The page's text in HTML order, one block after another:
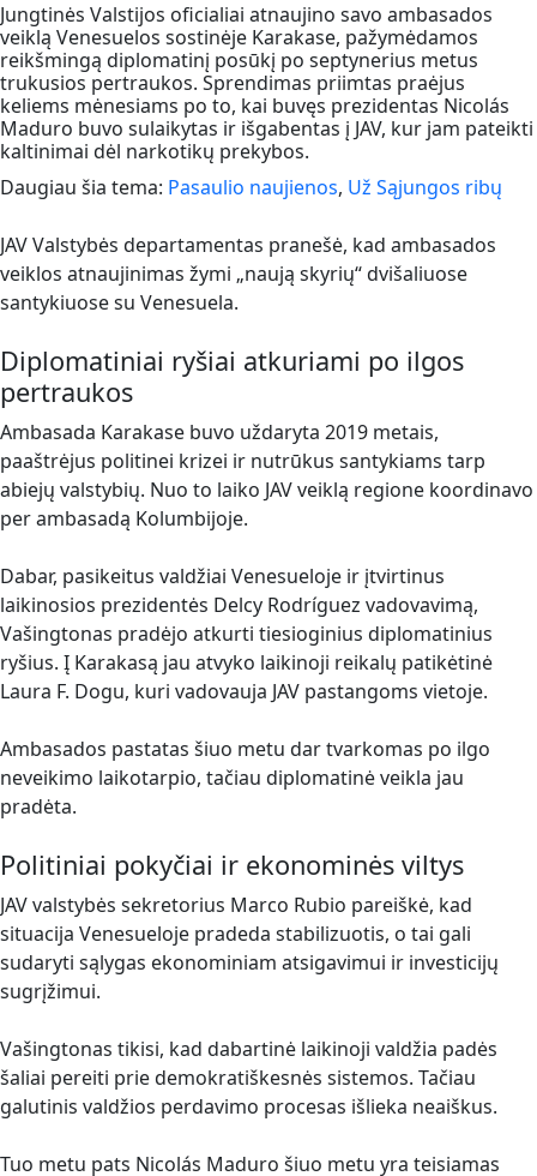
Jungtinės Valstijos oficialiai atnaujino savo ambasados
veiklą Venesuelos sostinėje Karakase, pažymėdamos
reikšmingą diplomatinį posūkį po septynerius metus
trukusios pertraukos. Sprendimas priimtas praėjus
keliems mėnesiams po to, kai buvęs prezidentas Nicolás
Maduro buvo sulaikytas ir išgabentas į JAV, kur jam pateikti
kaltinimai dėl narkotikų prekybos.
Daugiau šia tema: Pasaulio naujienos, Už Sąjungos ribų
JAV Valstybės departamentas pranešė, kad ambasados
veiklos atnaujinimas žymi „naują skyrių“ dvišaliuose
santykiuose su Venesuela.
Diplomatiniai ryšiai atkuriami po ilgos
pertraukos
Ambasada Karakase buvo uždaryta 2019 metais,
paaštrėjus politinei krizei ir nutrūkus santykiams tarp
abiejų valstybių. Nuo to laiko JAV veiklą regione koordinavo
per ambasadą Kolumbijoje.
Dabar, pasikeitus valdžiai Venesueloje ir įtvirtinus
laikinosios prezidentės Delcy Rodríguez vadovavimą,
Vašingtonas pradėjo atkurti tiesioginius diplomatinius
ryšius. Į Karakasą jau atvyko laikinoji reikalų patikėtinė
Laura F. Dogu, kuri vadovauja JAV pastangoms vietoje.
Ambasados pastatas šiuo metu dar tvarkomas po ilgo
neveikimo laikotarpio, tačiau diplomatinė veikla jau
pradėta.
Politiniai pokyčiai ir ekonominės viltys
JAV valstybės sekretorius Marco Rubio pareiškė, kad
situacija Venesueloje pradeda stabilizuotis, o tai gali
sudaryti sąlygas ekonominiam atsigavimui ir investicijų
sugrįžimui.
Vašingtonas tikisi, kad dabartinė laikinoji valdžia padės
šaliai pereiti prie demokratiškesnės sistemos. Tačiau
galutinis valdžios perdavimo procesas išlieka neaiškus.
Tuo metu pats Nicolás Maduro šiuo metu yra teisiamas